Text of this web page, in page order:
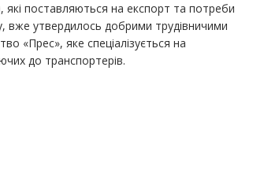
які поставляються на експорт та потреби
вже утвердилось добрими трудівничими
«Прес», яке спеціалізується на
до транспортерів.